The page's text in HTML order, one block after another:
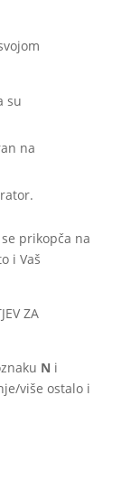
su
na
prikopča na
i Vaš
ZA
N i
više ostalo i